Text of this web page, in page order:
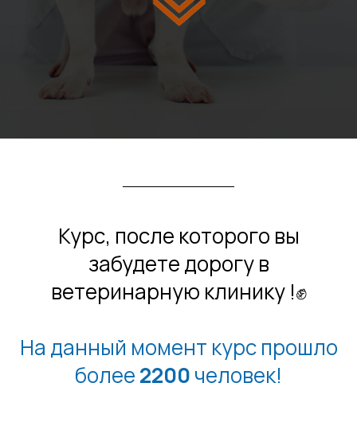
Курс, после которого вы
забудете дорогу в
ветеринарную клинику !✊
На данный момент курс прошло
более2200человек!